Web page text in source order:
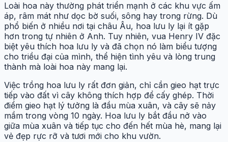
Loài hoa này thường phát triển mạnh ở các khu vực ấm
áp, râm mát như dọc bờ suối, sông hay trong rừng. Dù
phổ biến ở nhiều nơi tại châu Âu, hoa lưu ly lại ít gặp
hơn trong tự nhiên ở Anh. Tuy nhiên, vua Henry IV đặc
biệt yêu thích hoa lưu ly và đã chọn nó làm biểu tượng
cho triều đại của mình, thể hiện tình yêu và lòng trung
thành mà loài hoa này mang lại.
Việc trồng hoa lưu ly rất đơn giản, chỉ cần gieo hạt trực
tiếp vào đất vì cây không thích hợp để cấy ghép. Thời
điểm gieo hạt lý tưởng là đầu mùa xuân, và cây sẽ nảy
mầm trong vòng 10 ngày. Hoa lưu ly bắt đầu nở vào
giữa mùa xuân và tiếp tục cho đến hết mùa hè, mang lại
vẻ đẹp rực rỡ và tươi mới cho khu vườn.